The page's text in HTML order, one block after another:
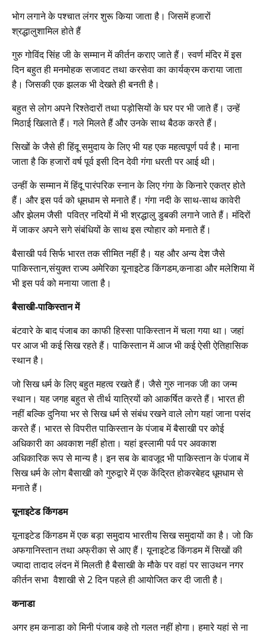
भोग लगाने के पश्चात लंगर शुरू किया जाता है। जिसमें हजारों
श्रद्धालुशामिल होते हैं
गुरु गोविंद सिंह जी के सम्मान में कीर्तन कराए जाते हैं। स्वर्ण मंदिर में इस
दिन बहुत ही मनमोहक सजावट तथा करसेवा का कार्यक्रम कराया जाता
है। जिसकी एक झलक भी देखते ही बनती है।
बहुत से लोग अपने रिश्तेदारों तथा पड़ोसियों के घर पर भी जाते हैं। उन्हें
मिठाई खिलाते हैं। गले मिलते हैं और उनके साथ बैठक करते हैं।
सिखों के जैसे ही हिंदू समुदाय के लिए भी यह एक महत्वपूर्ण पर्व है। माना
जाता है कि हजारों वर्ष पूर्व इसी दिन देवी गंगा धरती पर आई थी।
उन्हीं के सम्मान में हिंदू पारंपरिक स्नान के लिए गंगा के किनारे एकत्र होते
हैं। और इस पर्व को धूमधाम से मनाते हैं। गंगा नदी के साथ-साथ कावेरी
और झेलम जैसी पवित्र नदियों में भी श्रद्धालु डुबकी लगाने जाते हैं। मंदिरों
में जाकर अपने सगे संबंधियों के साथ इस त्योहार को मनाते हैं।
बैसाखी पर्व सिर्फ भारत तक सीमित नहीं है। यह और अन्य देश जैसे
पाकिस्तान,संयुक्त राज्य अमेरिका यूनाइटेड किंगडम,कनाडा और मलेशिया में
भी इस पर्व को मनाया जाता है।
बैसाखी-पाकिस्तान में
बंटवारे के बाद पंजाब का काफी हिस्सा पाकिस्तान में चला गया था। जहां
पर आज भी कई सिख रहते हैं। पाकिस्तान में आज भी कई ऐसी ऐतिहासिक
स्थान है।
जो सिख धर्म के लिए बहुत महत्व रखते हैं। जैसे गुरु नानक जी का जन्म
स्थान। यह जगह बहुत से तीर्थ यात्रियों को आकर्षित करते हैं। भारत ही
नहीं बल्कि दुनिया भर से सिख धर्म से संबंध रखने वाले लोग यहां जाना पसंद
करते हैं। भारत से विपरीत पाकिस्तान के पंजाब में बैसाखी पर कोई
अधिकारी का अवकाश नहीं होता। यहां इस्लामी पर्व पर अवकाश
अधिकारिक रूप से मान्य है। इन सब के बावजूद भी पाकिस्तान के पंजाब में
सिख धर्म के लोग बैसाखी को गुरुद्वारे में एक केंद्रित होकरबेहद धूमधाम से
मनाते हैं।
यूनाइटेड किंगडम
यूनाइटेड किंगडम में एक बड़ा समुदाय भारतीय सिख समुदायों का है। जो कि
अफगानिस्तान तथा अफ्रीका से आए हैं। यूनाइटेड किंगडम में सिखों की
ज्यादा तादाद लंदन में मिलती है बैसाखी के मौके पर वहां पर साउथन नगर
कीर्तन सभा वैशाखी से 2 दिन पहले ही आयोजित कर दी जाती है।
कनाडा
अगर हम कनाडा को मिनी पंजाब कहे तो गलत नहीं होगा। हमारे यहां से ना